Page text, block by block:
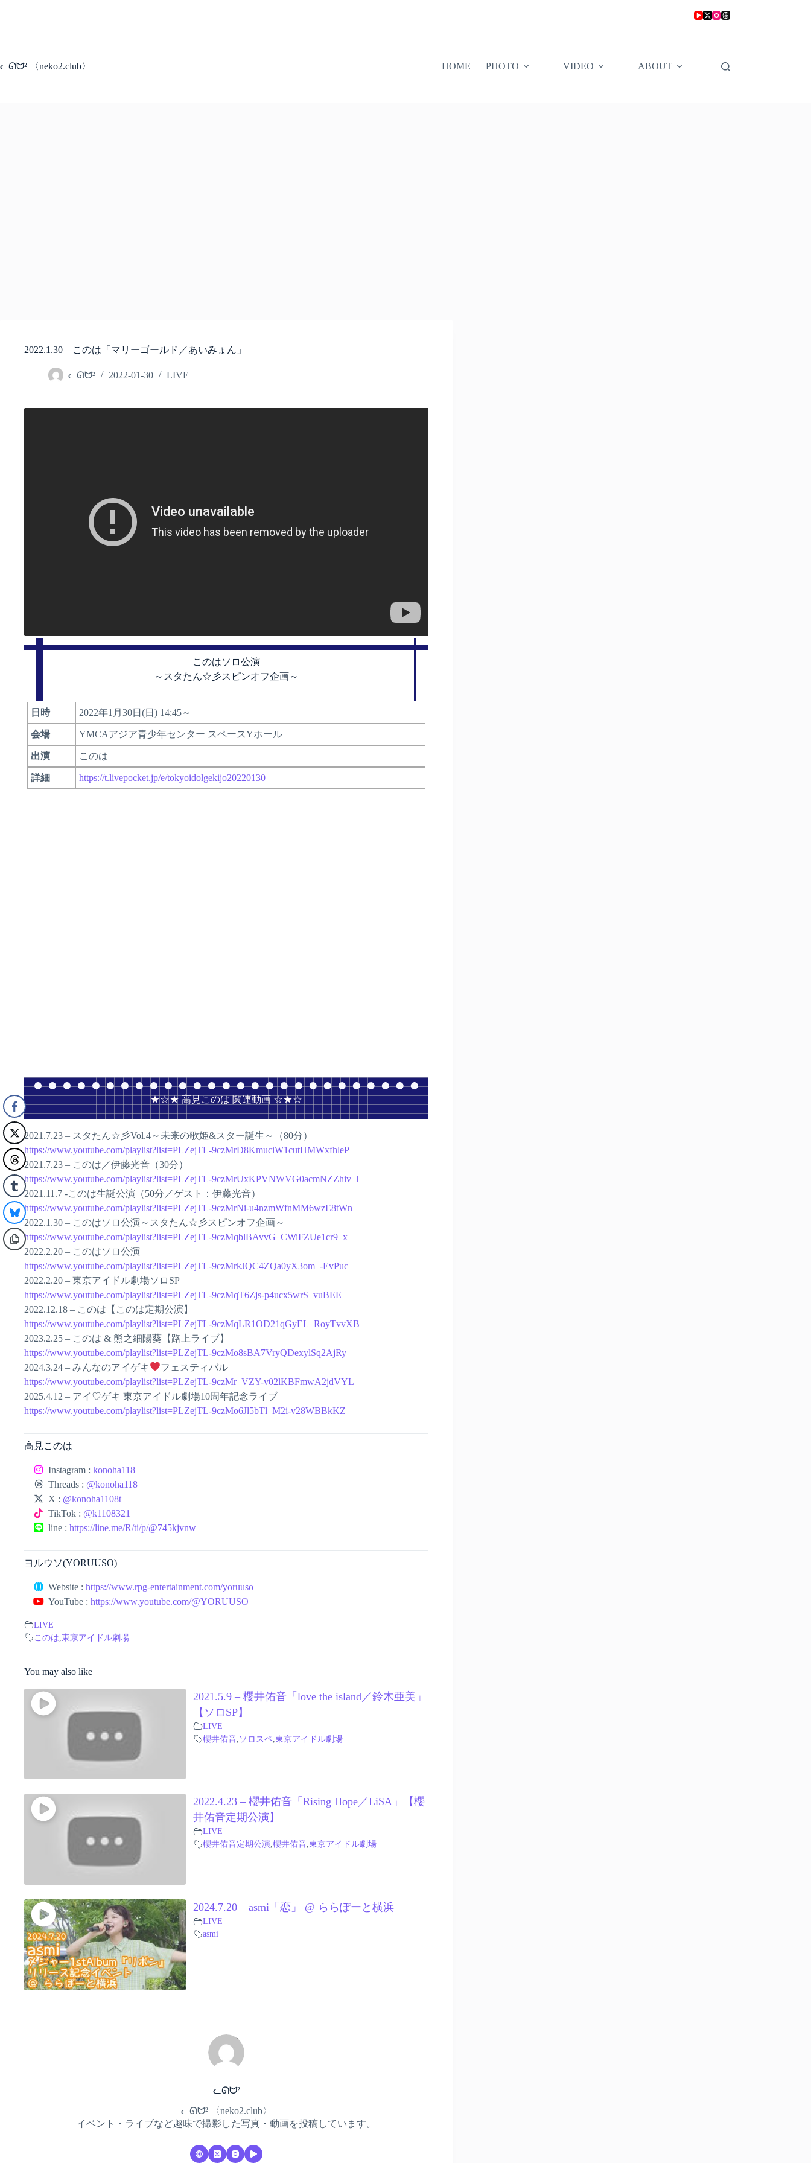
へ
ᓚᘏᗢ² 〈neko2.club〉 HOME PHOTO VIDEO ABOUT
2022.1.30 – このは「マリーゴールド／あいみょん」
ᓚᘏᗢ² 2022-01-30 LIVE
このはソロ公演
～スタたん☆彡スピンオフ企画～
日時 2022年1月30日(日) 14:45～
会場 YMCAアジア青少年センター スペースYホール
出演 このは
詳細 https://t.livepocket.jp/e/tokyoidolgekijo20220130
★☆★ 高見このは 関連動画 ☆★☆
2021.7.23 – スタたん☆彡Vol.4～未来の歌姫&スター誕生～（80分）
https://www.youtube.com/playlist?list=PLZejTL-9czMrD8KmuciW1cutHMWxfhleP
2021.7.23 – このは／伊藤光音（30分）
https://www.youtube.com/playlist?list=PLZejTL-9czMrUxKPVNWVG0acmNZZhiv_l
2021.11.7 -このは生誕公演（50分／ゲスト：伊藤光音）
https://www.youtube.com/playlist?list=PLZejTL-9czMrNi-u4nzmWfnMM6wzE8tWn
2022.1.30 – このはソロ公演～スタたん☆彡スピンオフ企画～
https://www.youtube.com/playlist?list=PLZejTL-9czMqblBAvvG_CWiFZUe1cr9_x
2022.2.20 – このはソロ公演
https://www.youtube.com/playlist?list=PLZejTL-9czMrkJQC4ZQa0yX3om_-EvPuc
2022.2.20 – 東京アイドル劇場ソロSP
https://www.youtube.com/playlist?list=PLZejTL-9czMqT6Zjs-p4ucx5wrS_vuBEE
2022.12.18 – このは【このは定期公演】
https://www.youtube.com/playlist?list=PLZejTL-9czMqLR1OD21qGyEL_RoyTvvXB
2023.2.25 – このは & 熊之細陽葵【路上ライブ】
https://www.youtube.com/playlist?list=PLZejTL-9czMo8sBA7VryQDexylSq2AjRy
2024.3.24 – みんなのアイゲキ
フェスティバル
https://www.youtube.com/playlist?list=PLZejTL-9czMr_VZY-v02lKBFmwA2jdVYL
2025.4.12 – アイ♡ゲキ 東京アイドル劇場10周年記念ライブ
https://www.youtube.com/playlist?list=PLZejTL-9czMo6Jl5bTl_M2i-v28WBBkKZ
高見このは
Instagram : konoha118
Threads : @konoha118
X : @konoha1108t
TikTok : @k1108321
line : https://line.me/R/ti/p/@745kjvnw
ヨルウソ(YORUUSO)
Website : https://www.rpg-entertainment.com/yoruuso
YouTube : https://www.youtube.com/@YORUUSO
LIVE
このは 東京アイドル劇場
You may also like
2021.5.9 – 櫻井佑音「love the island／鈴木亜美」
【ソロSP】
LIVE
櫻井佑音 ソロスペ 東京アイドル劇場
2022.4.23 – 櫻井佑音「Rising Hope／LiSA」【櫻
井佑音定期公演】
LIVE
櫻井佑音定期公演,櫻井佑音,東京アイドル劇場
2024.7.20 – asmi「恋」 @ ららぽーと横浜
LIVE
asmi
ᓚᘏᗢ²
ᓚᘏᗢ² 〈neko2.club〉
イベント・ライブなど趣味で撮影した写真・動画を投稿しています。